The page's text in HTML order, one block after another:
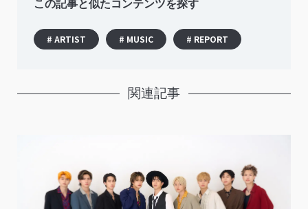
この記事と似たコンテンツを探す
# ARTIST # MUSIC # REPORT
関連記事